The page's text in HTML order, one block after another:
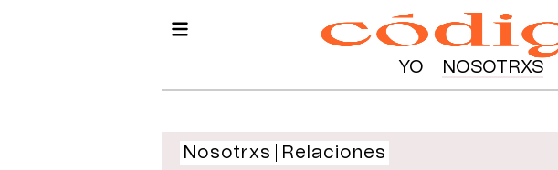
YO NOSOTRXS
Nosotrxs Relaciones